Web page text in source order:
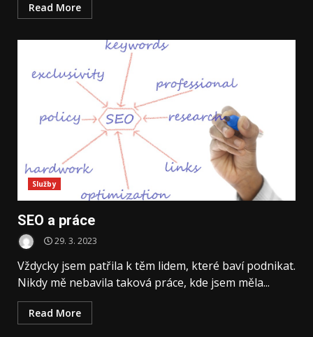
Read More
Služby
SEO a práce
29. 3. 2023
Vždycky jsem patřila k těm lidem, které baví podnikat.
Nikdy mě nebavila taková práce, kde jsem měla...
Read More